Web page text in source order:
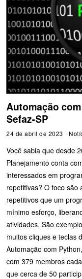
Automação
Sefaz-SP
24 de abril de 2023
Você sabia que desde
Planejamento conta
interessados em
repetitivas? O foco são
repetitivos que um
mínimo esforço,
atividades. São
muitos cliques e teclas
Automação com
com 379 membros
que cerca de 50